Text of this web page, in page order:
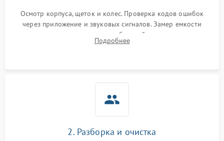
Осмотр корпуса, щеток и колес. Проверка кодов ошибок
через приложение и звуковых сигналов. Замер емкости
аккумулятора и тестирование базовой станции зарядки.
Оценка работы лидара, бампера и датчиков падения для
Подробнее
2. Разборка и очистка